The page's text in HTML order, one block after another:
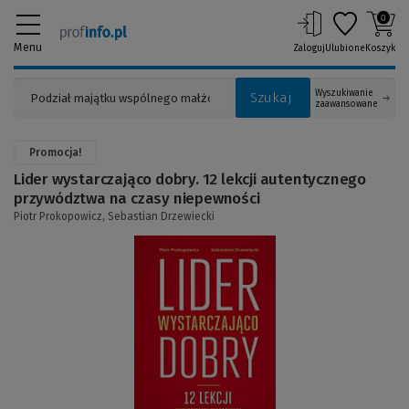
Menu
Szukaj
Wyszukiwanie
zaawansowane
ZalogujUlubione
0
Koszyk
Promocja!
Lider wystarczająco dobry. 12 lekcji autentycznego
przywództwa na czasy niepewności
Piotr Prokopowicz, Sebastian Drzewiecki